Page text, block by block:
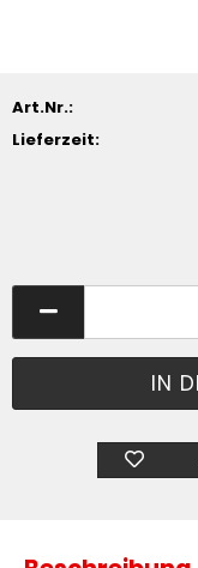
Art.Nr.:
Lieferzeit: